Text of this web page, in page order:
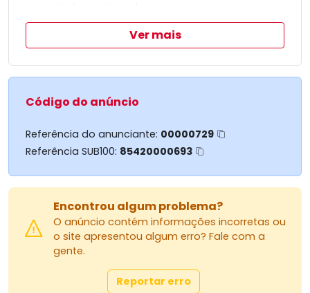
veículos.
Uma excelente oportunidade para quem busca
um imóvel funcional e bem localizado.
Ver mais
Código do anúncio
Referência do anunciante: 00000729
Referência SUB100: 85420000693
Encontrou algum problema?
O anúncio contém informações incorretas ou
o site apresentou algum erro? Fale com a
gente.
Reportar erro